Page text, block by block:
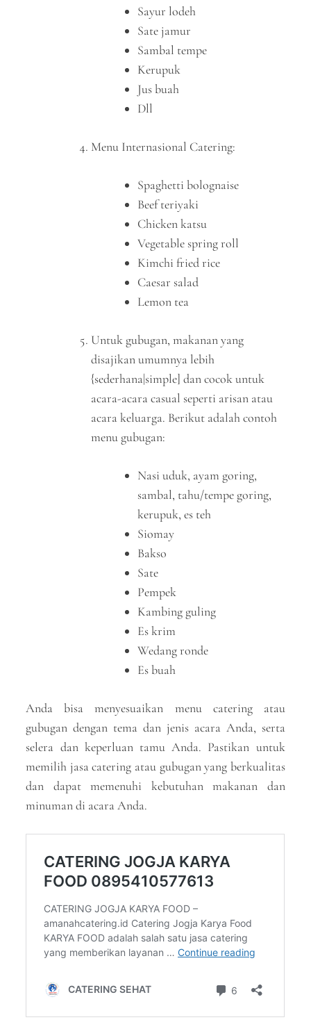
Sayur lodeh
Sate jamur
Sambal tempe
Kerupuk
Jus buah
Dll
Menu Internasional Catering:
Spaghetti bolognaise
Beef teriyaki
Chicken katsu
Vegetable spring roll
Kimchi fried rice
Caesar salad
Lemon tea
Untuk gubugan, makanan yang
disajikan umumnya lebih
{sederhana|simple] dan cocok untuk
acara-acara casual seperti arisan atau
acara keluarga. Berikut adalah contoh
menu gubugan:
Nasi uduk, ayam goring,
sambal, tahu/tempe goring,
kerupuk, es teh
Siomay
Bakso
Sate
Pempek
Kambing guling
Es krim
Wedang ronde
Es buah
Anda bisa menyesuaikan menu catering atau
gubugan dengan tema dan jenis acara Anda, serta
selera dan keperluan tamu Anda. Pastikan untuk
memilih jasa catering atau gubugan yang berkualitas
dan dapat memenuhi kebutuhan makanan dan
minuman di acara Anda.